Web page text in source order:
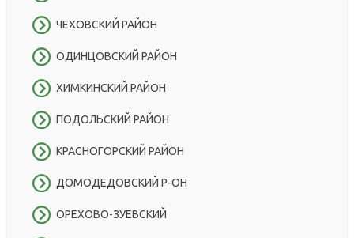
ЧЕХОВСКИЙ РАЙОН
ОДИНЦОВСКИЙ РАЙОН
ХИМКИНСКИЙ РАЙОН
ПОДОЛЬСКИЙ РАЙОН
КРАСНОГОРСКИЙ РАЙОН
ДОМОДЕДОВСКИЙ Р-ОН
ОРЕХОВО-ЗУЕВСКИЙ